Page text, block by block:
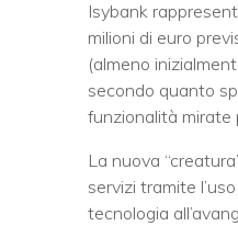
Isybank
milioni di euro
(almeno
secondo quanto
funzionalità mirate
La nuova
servizi tramite
tecnologia